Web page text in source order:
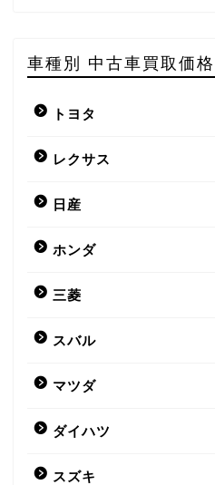
車種別 中古車買取価格
トヨタ
レクサス
日産
ホンダ
三菱
スバル
マツダ
ダイハツ
スズキ